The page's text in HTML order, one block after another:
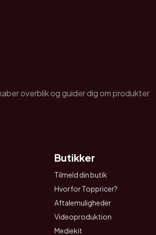
Butikker
Tilmeld din butik
Hvorfor Toppricer?
Aftalemuligheder
Videoproduktion
Mediekit